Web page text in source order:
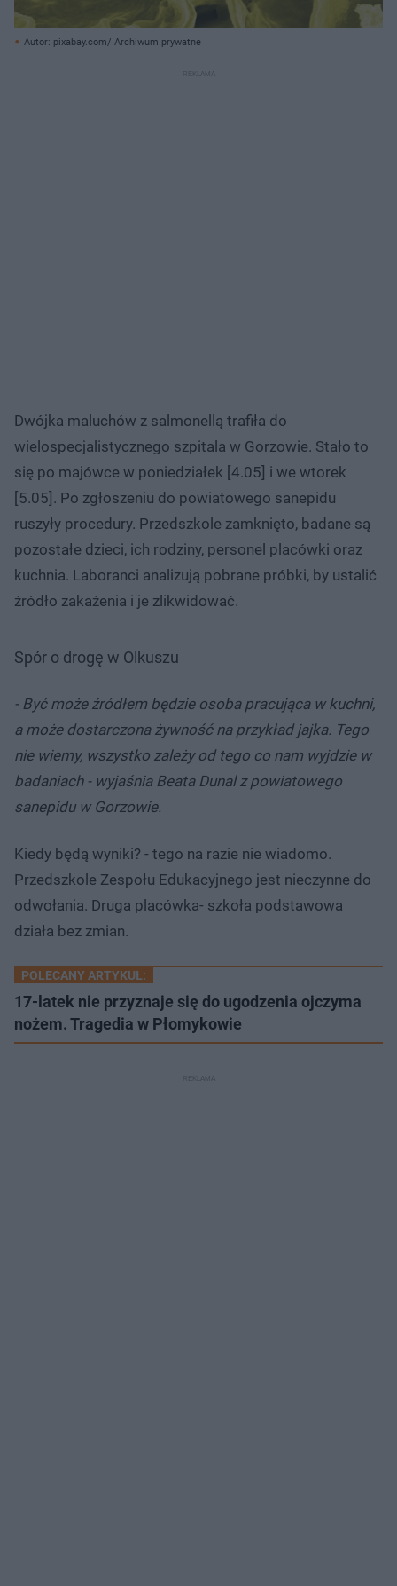
Autor: pixabay.com/ Archiwum prywatne
Dwójka maluchów z salmonellą trafiła do
wielospecjalistycznego szpitala w Gorzowie. Stało to
się po majówce w poniedziałek [4.05] i we wtorek
[5.05]. Po zgłoszeniu do powiatowego sanepidu
ruszyły procedury. Przedszkole zamknięto, badane są
pozostałe dzieci, ich rodziny, personel placówki oraz
kuchnia. Laboranci analizują pobrane próbki, by ustalić
źródło zakażenia i je zlikwidować.
Spór o drogę w Olkuszu
- Być może źródłem będzie osoba pracująca w kuchni,
a może dostarczona żywność na przykład jajka. Tego
nie wiemy, wszystko zależy od tego co nam wyjdzie w
badaniach - wyjaśnia Beata Dunal z powiatowego
sanepidu w Gorzowie.
Kiedy będą wyniki? - tego na razie nie wiadomo.
Przedszkole Zespołu Edukacyjnego jest nieczynne do
odwołania. Druga placówka- szkoła podstawowa
działa bez zmian.
POLECANY ARTYKUŁ:
17-latek nie przyznaje się do ugodzenia ojczyma
nożem. Tragedia w Płomykowie